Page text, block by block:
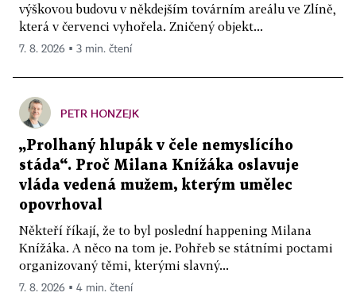
výškovou budovu v někdejším továrním areálu ve Zlíně,
která v červenci vyhořela. Zničený objekt...
7. 8. 2026 ▪ 3 min. čtení
PETR HONZEJK
„Prolhaný hlupák v čele nemyslícího
stáda“. Proč Milana Knížáka oslavuje
vláda vedená mužem, kterým umělec
opovrhoval
Někteří říkají, že to byl poslední happening Milana
Knížáka. A něco na tom je. Pohřeb se státními poctami
organizovaný těmi, kterými slavný...
7. 8. 2026 ▪ 4 min. čtení